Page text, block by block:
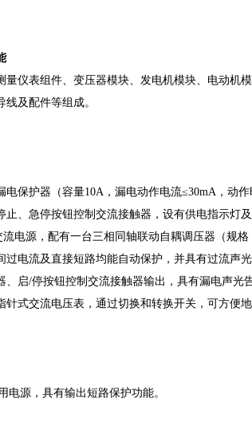
仪表组件、变压器模块、发电机模块、电动机
及配件等组成。
保护器（容量10A，漏电动作电流≤30mA，动
、急停按钮控制交流接触器，设有供电指示灯
电源，配有一台三相同轴联动自耦调压器（规
电流及直接短路均能自动保护，并具有过流声
启/停按钮控制交流接触器输出，具有漏电声光
式交流电压表，通过切换和转换开关，可方便
电源，具有输出短路保护功能。